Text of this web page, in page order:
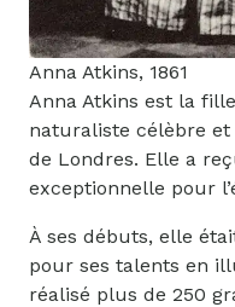
Anna Atkins, 1861
Anna Atkins est la
naturaliste célèbre et
de Londres. Elle a
exceptionnelle pour
À ses débuts, elle
pour ses talents en
réalisé plus de 250